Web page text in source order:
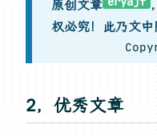
原创文章
权必究！此乃文中
2，优秀文章